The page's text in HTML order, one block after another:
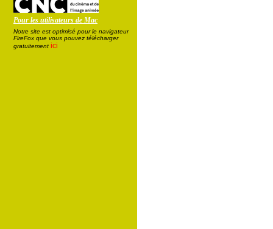
Pour les utilisateurs de Mac
Notre site est optimisé pour le navigateur
FireFox que vous pouvez télécharger
gratuitement ici